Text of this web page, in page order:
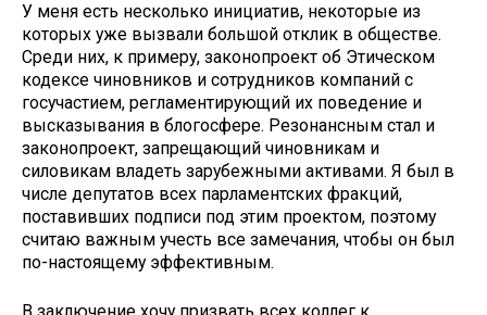
У меня есть несколько инициатив, некоторые из
которых уже вызвали большой отклик в обществе.
Среди них, к примеру, законопроект об Этическом
кодексе чиновников и сотрудников компаний с
госучастием, регламентирующий их поведение и
высказывания в блогосфере. Резонансным стал и
законопроект, запрещающий чиновникам и
силовикам владеть зарубежными активами. Я был в
числе депутатов всех парламентских фракций,
поставивших подписи под этим проектом, поэтому
считаю важным учесть все замечания, чтобы он был
по-настоящему эффективным.